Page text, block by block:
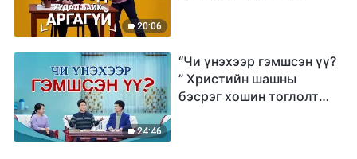
20:06
24:46
“Чи үнэхээр гэмшсэн үү?
” Христийн шашны
бэсрэг хошин тоглолт